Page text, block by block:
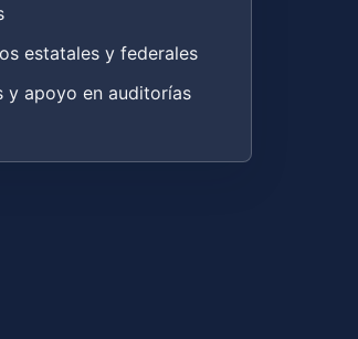
estatales y federales
y apoyo en auditorías